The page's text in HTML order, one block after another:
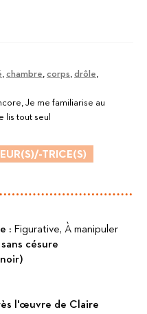
, chambre, corps, drôle,
Je me familiarise au
lis tout seul
TRICE(S)
: Figurative, À manipuler
césure
l'œuvre de Claire